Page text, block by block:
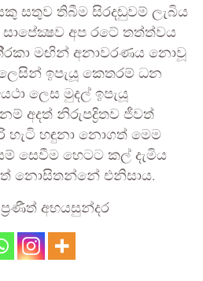
සතුව තිබීම සිරදඬුවම් ලැබිය
අප රටේ තත්ත්වය
මඟින් අනාවරණය නොවූ
ඉපැයූ කෙතරම් ධන
ලෙස මුදල් ඉපැයූ
අදත් නිරුපද්‍රිතව ජීවත්
හැටි හඳුනා නොගත් මෙම
සෙවීම හෙටට කල් දැමිය
නොසිතන්නේ එනිසාය.
ප‍්‍රණීත් අභයසුන්දර